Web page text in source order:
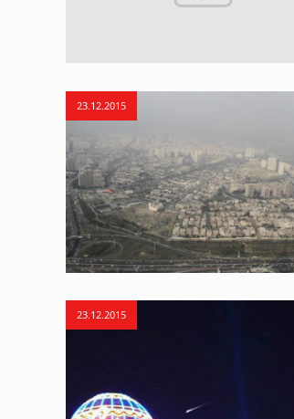
23.12.2015
23.12.2015